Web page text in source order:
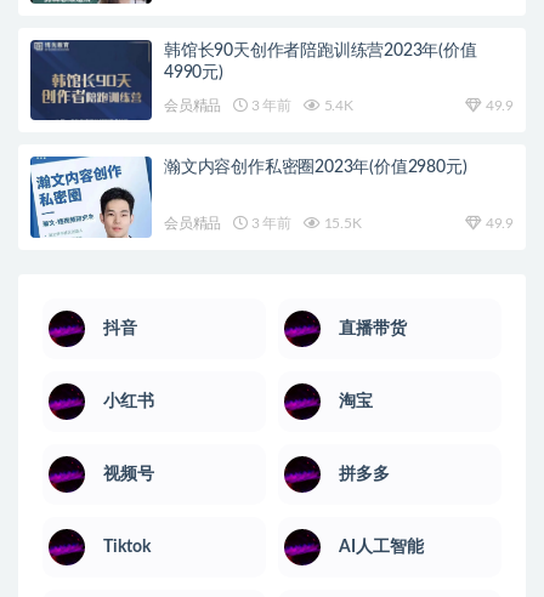
韩馆长90天创作者陪跑训练营2023年(价值
4990元)
会员精品 3 年前 5.4K 49.9
瀚文内容创作私密圈2023年(价值2980元)
会员精品 3 年前 15.5K 49.9
抖音 直播带货
小红书 淘宝
视频号 拼多多
Tiktok AI人工智能